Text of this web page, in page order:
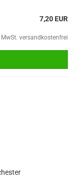
7,20 EUR
MwSt. versandkostenfrei